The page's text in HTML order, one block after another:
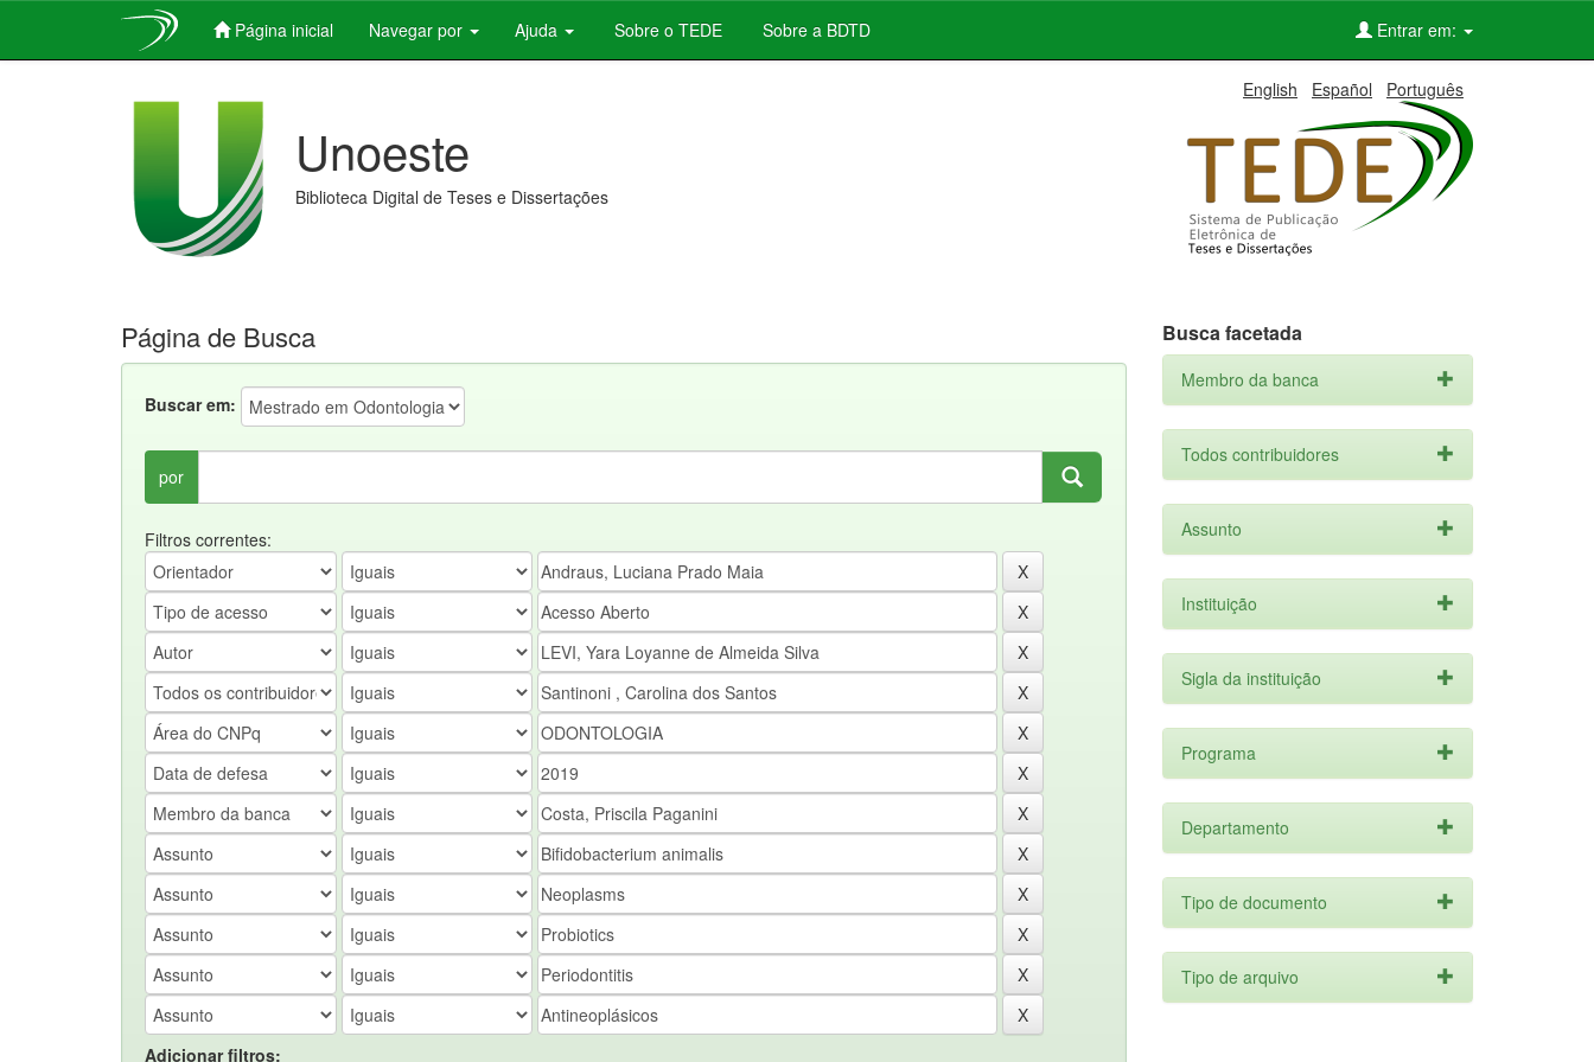
Página inicial Navegar por Ajuda Sobre o TEDE Sobre a BDTD Entrar em:
English Español Português
Unoeste
Biblioteca Digital de Teses e Dissertações
Página de Busca
Buscar em:
por
Filtros correntes:
Adicionar filtros:
Busca facetada
Membro da banca
Todos contribuidores
Assunto
Instituição
Sigla da instituição
Programa
Departamento
Tipo de documento
Tipo de arquivo